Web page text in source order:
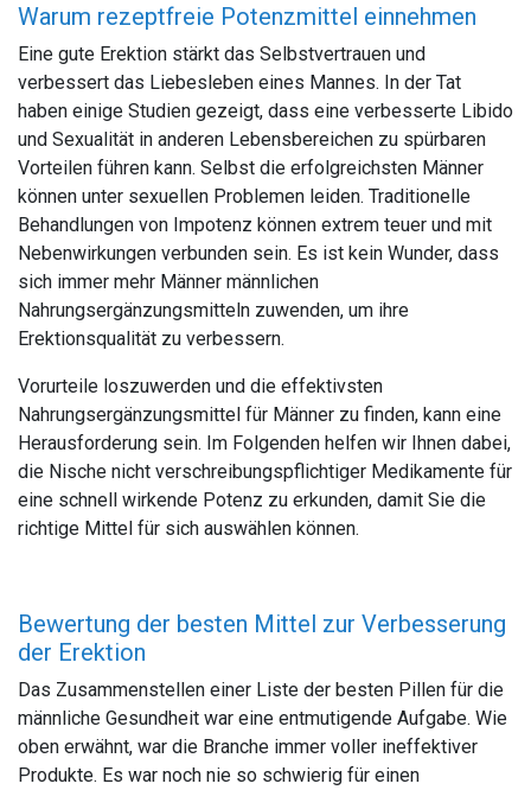
Warum rezeptfreie Potenzmittel einnehmen
Eine gute Erektion stärkt das Selbstvertrauen und
verbessert das Liebesleben eines Mannes. In der Tat
haben einige Studien gezeigt, dass eine verbesserte Libido
und Sexualität in anderen Lebensbereichen zu spürbaren
Vorteilen führen kann. Selbst die erfolgreichsten Männer
können unter sexuellen Problemen leiden. Traditionelle
Behandlungen von Impotenz können extrem teuer und mit
Nebenwirkungen verbunden sein. Es ist kein Wunder, dass
sich immer mehr Männer männlichen
Nahrungsergänzungsmitteln zuwenden, um ihre
Erektionsqualität zu verbessern.
Vorurteile loszuwerden und die effektivsten
Nahrungsergänzungsmittel für Männer zu finden, kann eine
Herausforderung sein. Im Folgenden helfen wir Ihnen dabei,
die Nische nicht verschreibungspflichtiger Medikamente für
eine schnell wirkende Potenz zu erkunden, damit Sie die
richtige Mittel für sich auswählen können.
Bewertung der besten Mittel zur Verbesserung
der Erektion
Das Zusammenstellen einer Liste der besten Pillen für die
männliche Gesundheit war eine entmutigende Aufgabe. Wie
oben erwähnt, war die Branche immer voller ineffektiver
Produkte. Es war noch nie so schwierig für einen